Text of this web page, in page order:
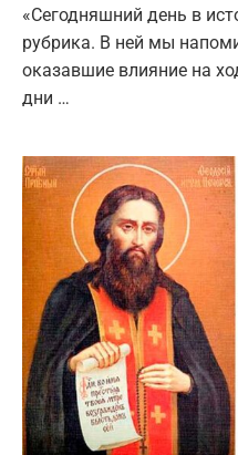
«Сегодняшний день в
рубрика. В ней мы
оказавшие влияние на
дни …